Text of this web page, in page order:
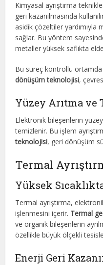
Kimyasal ayrıştırma
geri kazanılmasında
asidik çözeltiler yardımıyla
sağlar. Bu yöntem
metaller yüksek saflıkta
Bu süreç kontrollü
dönüşüm teknolojisi,
Yüzey Arıtma ve
Elektronik bileşenlerin
temizlenir. Bu işlem
teknolojisi, geri dönüşüm
Termal
Yüksek
Termal ayrıştırma,
işlenmesini içerir. Termal
ve organik bileşenlerin
özellikle büyük ölçekli
Enerji Geri